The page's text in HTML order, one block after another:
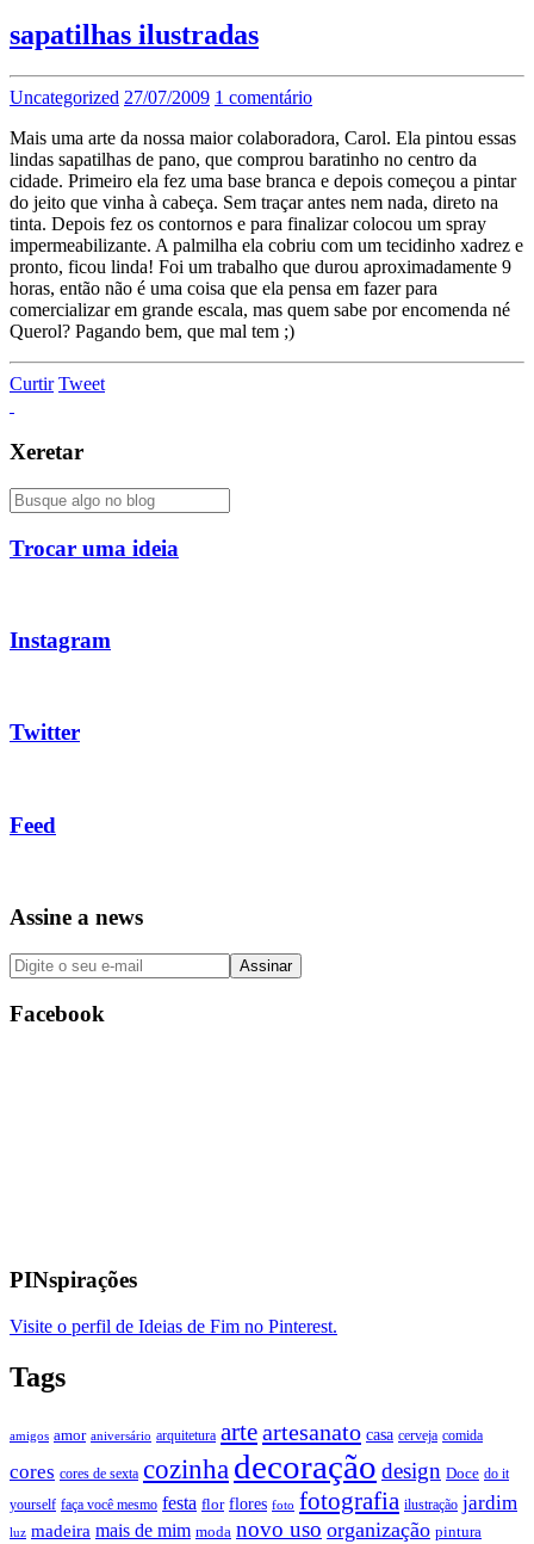
sapatilhas ilustradas
Uncategorized 27/07/2009 1 comentário
Mais uma arte da nossa maior colaboradora, Carol. Ela pintou essas
lindas sapatilhas de pano, que comprou baratinho no centro da
cidade. Primeiro ela fez uma base branca e depois começou a pintar
do jeito que vinha à cabeça. Sem traçar antes nem nada, direto na
tinta. Depois fez os contornos e para finalizar colocou um spray
impermeabilizante. A palmilha ela cobriu com um tecidinho xadrez e
pronto, ficou linda! Foi um trabalho que durou aproximadamente 9
horas, então não é uma coisa que ela pensa em fazer para
comercializar em grande escala, mas quem sabe por encomenda né
Querol? Pagando bem, que mal tem ;)
Curtir Tweet
Xeretar
Trocar uma ideia
Instagram
Twitter
Feed
Assine a news
Facebook
PINspirações
Visite o perfil de Ideias de Fim no Pinterest.
Tags
amigos amor aniversário arquitetura arteartesanato casa cerveja comida
cores cores de sexta cozinha decoração design Doce do it
yourself faça você mesmo festa flor flores foto fotografia ilustração jardim
luz madeira mais de mim moda novo uso organização pintura